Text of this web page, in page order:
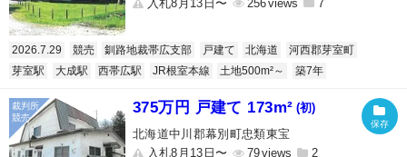
入札8月13日〜
256 7
2026.7.29 競売 釧路地裁帯広支部 戸建て 北海道
河西郡芽室町
芽室駅
大成駅 西帯広駅 JR根室本線 土地500m²～ 築7年
375万円 戸建て 173m² (初)
北海道中川郡幕別町忠類東宝
入札8月13日〜
79 2